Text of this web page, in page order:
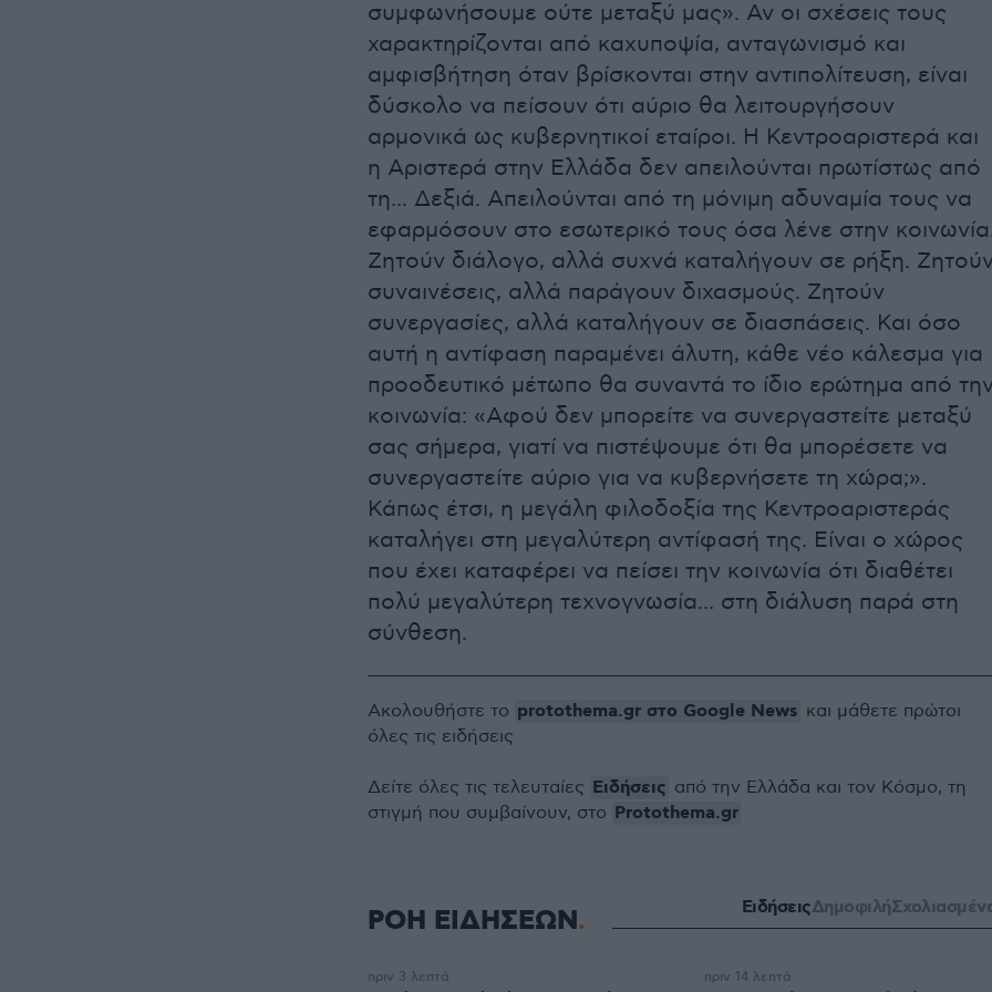
συμφωνήσουμε ούτε μεταξύ μας». Αν οι σχέσεις τους
χαρακτηρίζονται από καχυποψία, ανταγωνισμό και
αμφισβήτηση όταν βρίσκονται στην αντιπολίτευση, είναι
δύσκολο να πείσουν ότι αύριο θα λειτουργήσουν
αρμονικά ως κυβερνητικοί εταίροι. Η Κεντροαριστερά και
η Αριστερά στην Ελλάδα δεν απειλούνται πρωτίστως από
τη... Δεξιά. Απειλούνται από τη μόνιμη αδυναμία τους να
εφαρμόσουν στο εσωτερικό τους όσα λένε στην
Ζητούν διάλογο, αλλά συχνά καταλήγουν σε ρήξη.
συναινέσεις, αλλά παράγουν διχασμούς. Ζητούν
συνεργασίες, αλλά καταλήγουν σε διασπάσεις. Και όσο
αυτή η αντίφαση παραμένει άλυτη, κάθε νέο κάλεσμα για
προοδευτικό μέτωπο θα συναντά το ίδιο ερώτημα από
κοινωνία: «Αφού δεν μπορείτε να συνεργαστείτε μεταξύ
σας σήμερα, γιατί να πιστέψουμε ότι θα μπορέσετε να
συνεργαστείτε αύριο για να κυβερνήσετε τη χώρα;».
Κάπως έτσι, η μεγάλη φιλοδοξία της Κεντροαριστεράς
καταλήγει στη μεγαλύτερη αντίφασή της. Είναι ο χώρος
που έχει καταφέρει να πείσει την κοινωνία ότι διαθέτει
πολύ μεγαλύτερη τεχνογνωσία... στη διάλυση παρά στη
σύνθεση.
Ακολουθήστε το protothema.gr στο Google News και μάθετε πρώτοι
όλες τις ειδήσεις
Δείτε όλες τις τελευταίες Ειδήσεις από την Ελλάδα και τον Κόσμο, τη
στιγμή που συμβαίνουν, στο Protothema.gr
ΡΟΗ ΕΙΔΗΣΕΩΝ ΕιδήσειςΔημοφιλή
πριν 3 λεπτά πριν 14 λεπτά